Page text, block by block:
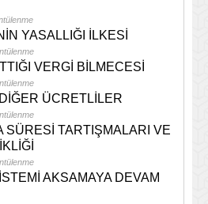
YASALLIĞI İLKESİ
VERGİ BİLMECESİ
ÜCRETLİLER
SÜRESİ TARTIŞMALARI VE
AKSAMAYA DEVAM